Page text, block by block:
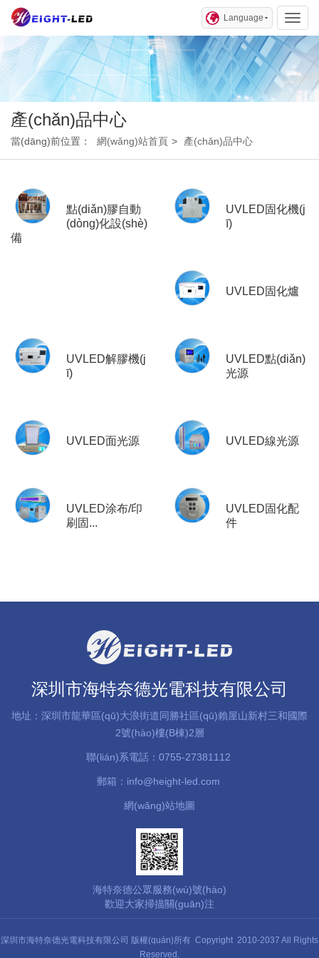
Language
產(chǎn)品中心
當(dāng)前位置： 網(wǎng)站首頁 > 產(chǎn)品中心
點(diǎn)膠自動
(dòng)化設(shè)
備
UVLED固化機(j
ī)
UVLED固化爐
UVLED解膠機(j
ī)
UVLED點(diǎn)
光源
UVLED面光源 UVLED線光源
UVLED涂布/印
刷固...
UVLED固化配
件
深圳市海特奈德光電科技有限公司
地址：深圳市龍華區(qū)大浪街道同勝社區(qū)賴屋山新村三和國際
2號(hào)樓(B棟)2層
聯(lián)系電話：0755-27381112
郵箱：info@height-led.com
網(wǎng)站地圖
海特奈德公眾服務(wù)號(hào)
歡迎大家掃描關(guān)注
深圳市海特奈德光電科技有限公司 版權(quán)所有 Copyright 2010-2037 All Rights
Reserved.